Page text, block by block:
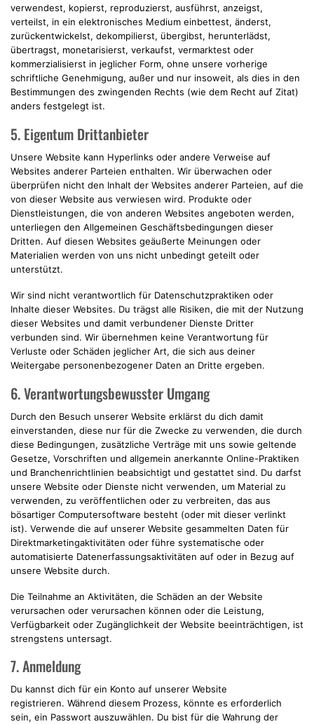
verwendest, kopierst, reproduzierst, ausführst, anzeigst,
verteilst, in ein elektronisches Medium einbettest, änderst,
zurückentwickelst, dekompilierst, übergibst, herunterlädst,
übertragst, monetarisierst, verkaufst, vermarktest oder
kommerzialisierst in jeglicher Form, ohne unsere vorherige
schriftliche Genehmigung, außer und nur insoweit, als dies in den
Bestimmungen des zwingenden Rechts (wie dem Recht auf Zitat)
anders festgelegt ist.
5. Eigentum Drittanbieter
Unsere Website kann Hyperlinks oder andere Verweise auf
Websites anderer Parteien enthalten. Wir überwachen oder
überprüfen nicht den Inhalt der Websites anderer Parteien, auf die
von dieser Website aus verwiesen wird. Produkte oder
Dienstleistungen, die von anderen Websites angeboten werden,
unterliegen den Allgemeinen Geschäftsbedingungen dieser
Dritten. Auf diesen Websites geäußerte Meinungen oder
Materialien werden von uns nicht unbedingt geteilt oder
unterstützt.
Wir sind nicht verantwortlich für Datenschutzpraktiken oder
Inhalte dieser Websites. Du trägst alle Risiken, die mit der Nutzung
dieser Websites und damit verbundener Dienste Dritter
verbunden sind. Wir übernehmen keine Verantwortung für
Verluste oder Schäden jeglicher Art, die sich aus deiner
Weitergabe personenbezogener Daten an Dritte ergeben.
6. Verantwortungsbewusster Umgang
Durch den Besuch unserer Website erklärst du dich damit
einverstanden, diese nur für die Zwecke zu verwenden, die durch
diese Bedingungen, zusätzliche Verträge mit uns sowie geltende
Gesetze, Vorschriften und allgemein anerkannte Online-Praktiken
und Branchenrichtlinien beabsichtigt und gestattet sind. Du darfst
unsere Website oder Dienste nicht verwenden, um Material zu
verwenden, zu veröffentlichen oder zu verbreiten, das aus
bösartiger Computersoftware besteht (oder mit dieser verlinkt
ist). Verwende die auf unserer Website gesammelten Daten für
Direktmarketingaktivitäten oder führe systematische oder
automatisierte Datenerfassungsaktivitäten auf oder in Bezug auf
unsere Website durch.
Die Teilnahme an Aktivitäten, die Schäden an der Website
verursachen oder verursachen können oder die Leistung,
Verfügbarkeit oder Zugänglichkeit der Website beeinträchtigen, ist
strengstens untersagt.
7. Anmeldung
Du kannst dich für ein Konto auf unserer Website
registrieren. Während diesem Prozess, könnte es erforderlich
sein, ein Passwort auszuwählen. Du bist für die Wahrung der